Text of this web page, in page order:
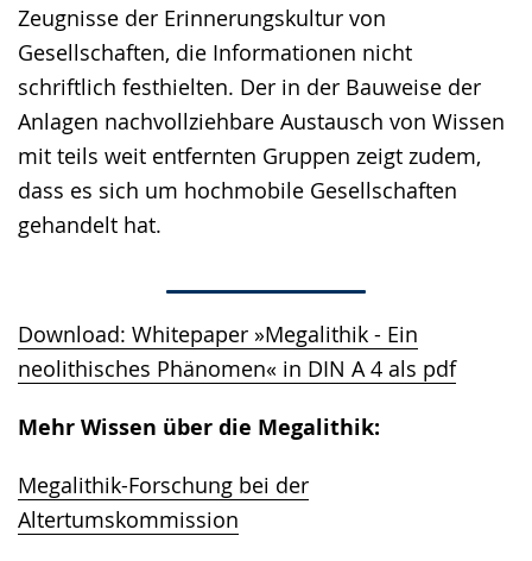
Zeugnisse der Erinnerungskultur von
Gesellschaften, die Informationen nicht
schriftlich festhielten. Der in der Bauweise der
Anlagen nachvollziehbare Austausch von Wissen
mit teils weit entfernten Gruppen zeigt zudem,
dass es sich um hochmobile Gesellschaften
gehandelt hat.
Download: Whitepaper »Megalithik - Ein
neolithisches Phänomen« in DIN A 4 als pdf
Mehr Wissen über die Megalithik:
Megalithik-Forschung bei der
Altertumskommission